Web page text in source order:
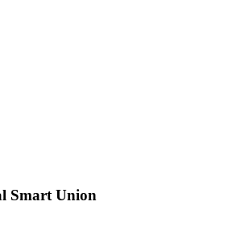
Smart Union